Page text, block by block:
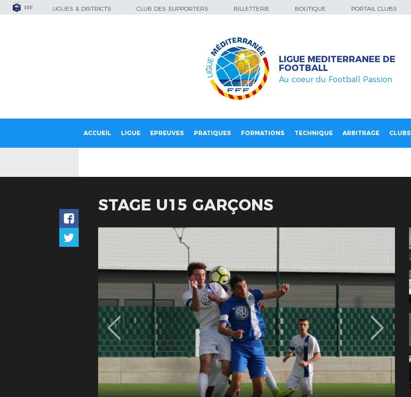
FFF LIGUES & DISTRICTS CLUB DES SUPPORTERS BILLETTERIE BOUTIQUE PORTAIL CLUBS
LIGUE MEDITERRANEE DE
FOOTBALL
Au coeur du Football Passion
ACCUEIL LIGUE EPREUVES PRATIQUES FORMATIONS TECHNIQUE ARBITRAGE CLUBS
STAGE U15 GARÇONS